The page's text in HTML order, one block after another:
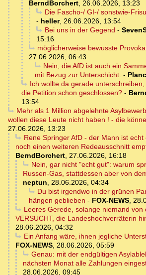
BerndBorchert, 26.06.2026, 13:23
Die Fascho-/ GI-/ sonstwie-
- heller, 26.06.2026, 13:54
Bei uns in der Gegend -
15:16
möglicherweise bewusste
27.06.2026, 06:43
Nein, die AfD ist auch ein
mit Bezug zur Unterschicht. -
Ich wollte da gerade
die Petition schon geschlossen? -
13:54
Mehr als 1 Million abgelehnte
wollen diese Leute nicht haben ! - die
27.06.2026, 13:23
Rene Springer AfD - der Mann ist
noch einen weiteren Redeausschnitt
BerndBorchert, 27.06.2026, 16:18
Nein, gar nicht "echt gut": warum
Russen-Gas, stattdessen aber von
neptun, 28.06.2026, 04:34
Du bist irgendwo in der grünen
hängen geblieben - FOX-NEWS,
Leeres Gerede, solange niemand von
VERSUCHT, die Landeshochverräterin
28.06.2026, 04:32
Ein Anfang wäre, ihnen jegliche
FOX-NEWS, 28.06.2026, 05:59
Genau: mit der endgültigen
nächsten Monat alle Zahlungen
28.06.2026, 09:45